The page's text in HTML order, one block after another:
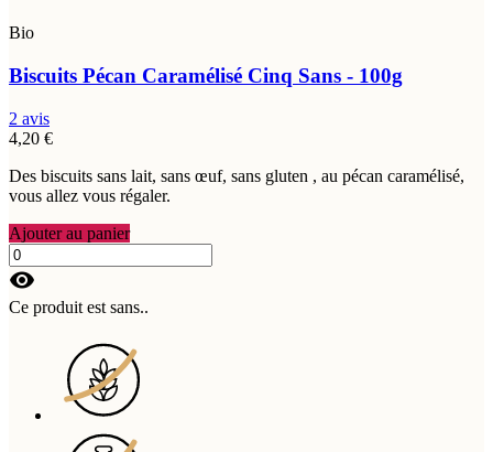
Bio
Biscuits Pécan Caramélisé Cinq Sans - 100g
2 avis
4,20 €
Des biscuits sans lait, sans œuf, sans gluten , au pécan caramélisé,
vous allez vous régaler.
Ajouter au panier
visibility
Ce produit est sans..